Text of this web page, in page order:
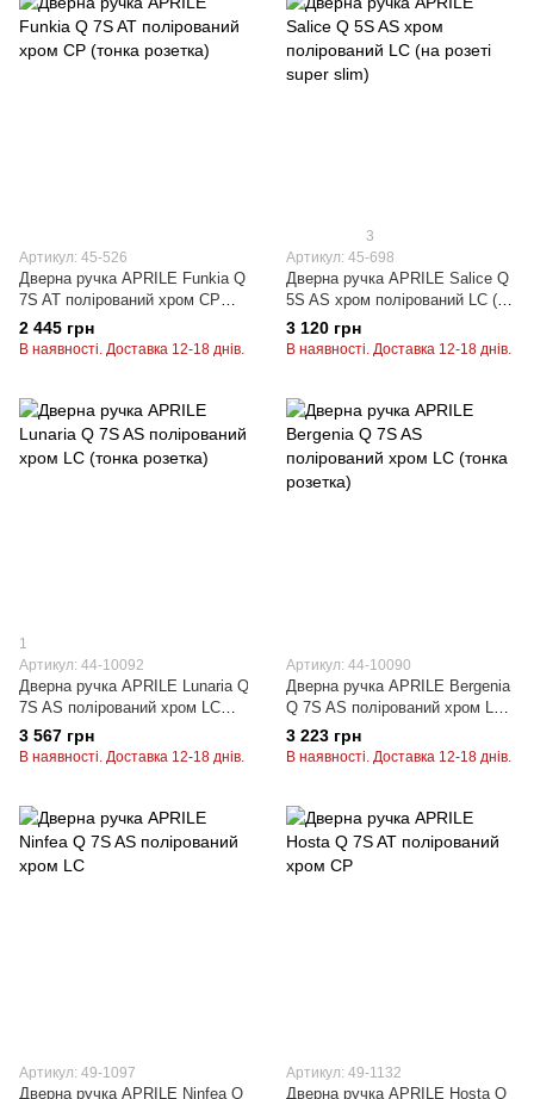
Артикул: 45-526
Дверна ручка APRILE Funkia Q
7S AT полірований хром CP
(тонка розетка)
2 445 грн
В наявності. Доставка 12-18 днів.
3
Артикул: 45-698
Дверна ручка APRILE Salice Q
5S AS хром полірований LC (на
розеті super slim)
3 120 грн
В наявності. Доставка 12-18 днів.
1
Артикул: 44-10092
Дверна ручка APRILE Lunaria Q
7S AS полірований хром LC
(тонка розетка)
3 567 грн
В наявності. Доставка 12-18 днів.
Артикул: 44-10090
Дверна ручка APRILE Bergenia
Q 7S AS полірований хром LC
(тонка розетка)
3 223 грн
В наявності. Доставка 12-18 днів.
Артикул: 49-1097
Дверна ручка APRILE Ninfea Q
Артикул: 49-1132
Дверна ручка APRILE Hosta Q